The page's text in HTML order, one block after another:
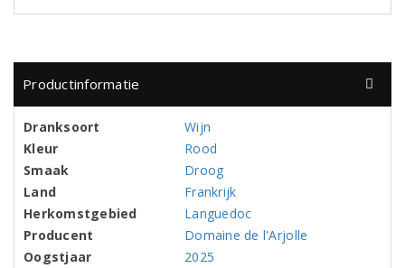
Productinformatie
Dranksoort
Wijn
Kleur
Rood
Smaak
Droog
Land
Frankrijk
Herkomstgebied
Languedoc
Producent
Domaine de l'Arjolle
Oogstjaar
2025